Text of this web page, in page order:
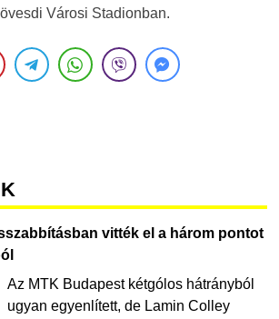
Városi Stadionban.
vitték el a három pontot
Az MTK Budapest kétgólos hátrányból
ugyan egyenlített, de Lamin Colley